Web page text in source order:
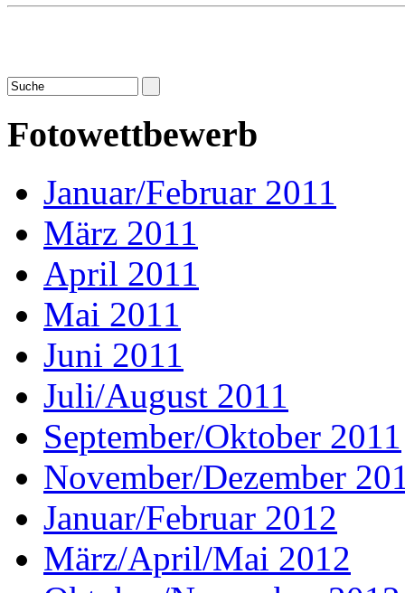
Fotowettbewerb
Januar/Februar 2011
März 2011
April 2011
Mai 2011
Juni 2011
Juli/August 2011
September/Oktober 2011
November/Dezember
Januar/Februar 2012
März/April/Mai 2012